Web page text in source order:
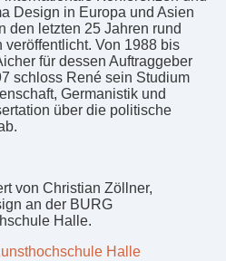
Design in Europa und Asien
den letzten 25 Jahren rund
Von 1988 bis
für dessen Auftraggeber
schloss René sein Studium
Germanistik und
über die politische
von Christian Zöllner,
an der BURG
Halle.
Halle